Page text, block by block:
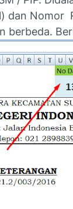
dan Nomor
berbeda.